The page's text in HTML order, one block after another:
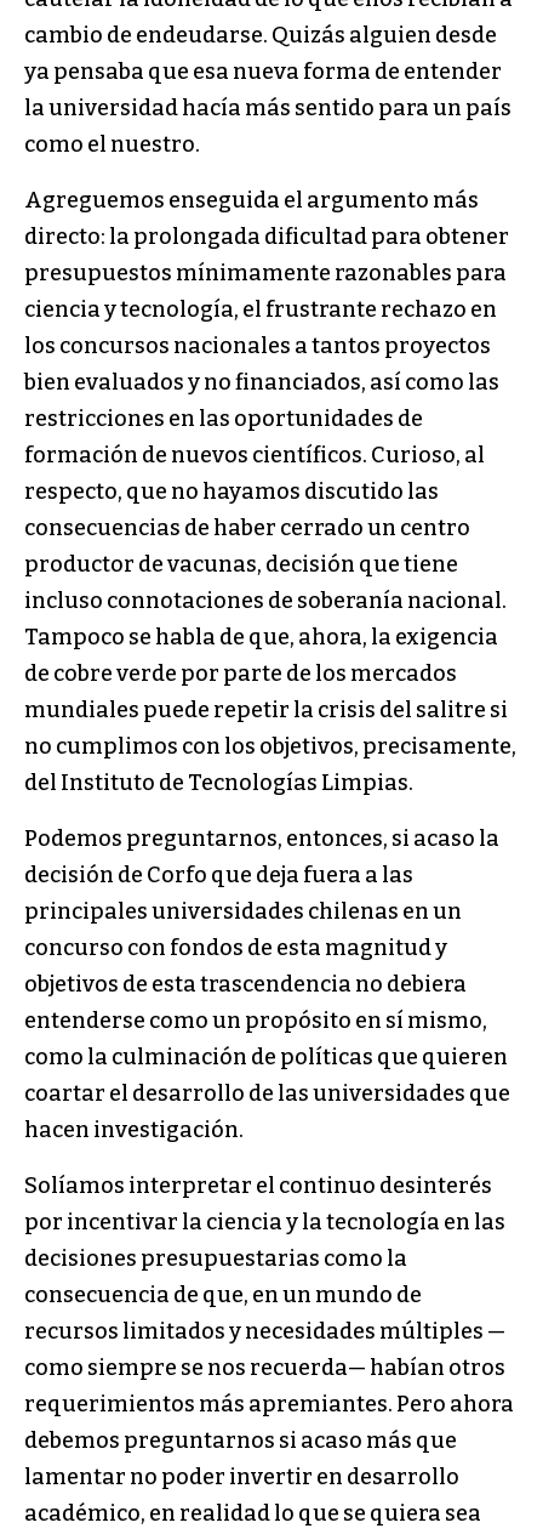
cambio de endeudarse. Quizás alguien desde
ya pensaba que esa nueva forma de entender
la universidad hacía más sentido para un país
como el nuestro.
Agreguemos enseguida el argumento más
directo: la prolongada dificultad para obtener
presupuestos mínimamente razonables para
ciencia y tecnología, el frustrante rechazo en
los concursos nacionales a tantos proyectos
bien evaluados y no financiados, así como las
restricciones en las oportunidades de
formación de nuevos científicos. Curioso, al
respecto, que no hayamos discutido las
consecuencias de haber cerrado un centro
productor de vacunas, decisión que tiene
incluso connotaciones de soberanía nacional.
Tampoco se habla de que, ahora, la exigencia
de cobre verde por parte de los mercados
mundiales puede repetir la crisis del salitre si
no cumplimos con los objetivos, precisamente,
del Instituto de Tecnologías Limpias.
Podemos preguntarnos, entonces, si acaso la
decisión de Corfo que deja fuera a las
principales universidades chilenas en un
concurso con fondos de esta magnitud y
objetivos de esta trascendencia no debiera
entenderse como un propósito en sí mismo,
como la culminación de políticas que quieren
coartar el desarrollo de las universidades que
hacen investigación.
Solíamos interpretar el continuo desinterés
por incentivar la ciencia y la tecnología en las
decisiones presupuestarias como la
consecuencia de que, en un mundo de
recursos limitados y necesidades múltiples —
como siempre se nos recuerda— habían otros
requerimientos más apremiantes. Pero ahora
debemos preguntarnos si acaso más que
lamentar no poder invertir en desarrollo
académico, en realidad lo que se quiera sea